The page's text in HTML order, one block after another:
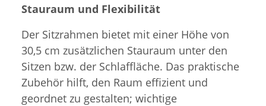
Stauraum und Flexibilität
Der Sitzrahmen bietet mit einer Höhe von
30,5 cm zusätzlichen Stauraum unter den
Sitzen bzw. der Schlaffläche. Das praktische
Zubehör hilft, den Raum effizient und
geordnet zu gestalten; wichtige